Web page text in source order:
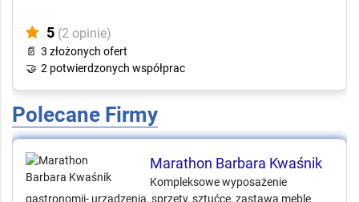
szkoleniowe i serwisowe, dopasowane do intensywnej
eksploatacji.
5(2 opinie)
📄 3 złożonych ofert
🤝 2 potwierdzonych współprac
Polecane Firmy